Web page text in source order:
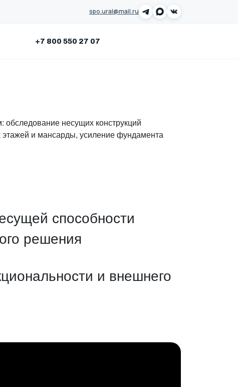
spo.ural@mail.ru
+7 800 550 27 07
несущих конструкций
этажей и мансарды, усиление фундамента
способности
решения
и внешнего